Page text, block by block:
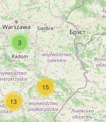
3
15
13